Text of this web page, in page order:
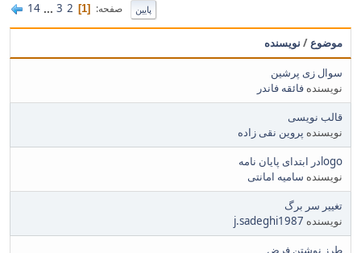
پایین صفحه 1
2
3
...
14
موضوع / نویسنده
سوال زی پرشین
نویسنده فائقه فاندر
قالب نویسی
نویسنده پروین نقی زاده
logoدر ابتدای پایان نامه
نویسنده سامیه امانتی
تغییر سر برگ
نویسنده j.sadeghi1987
طرز نوشتن فرض